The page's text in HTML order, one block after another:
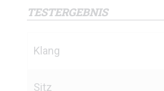
TESTERGEBNIS
Klang
Sitz